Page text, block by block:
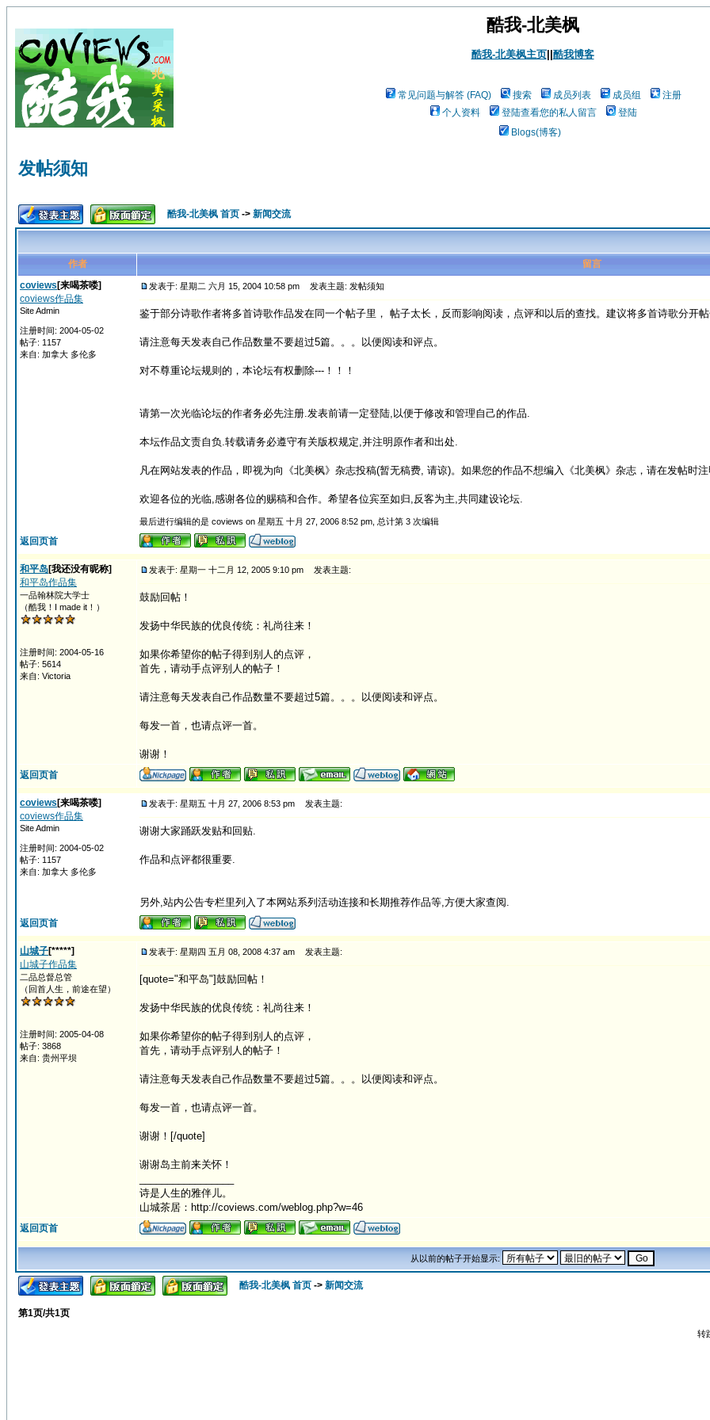
酷我-北美枫
酷我-北美枫主页|| 酷我博客
常见问题与解答 (FAQ) 搜索 成员列表 成员组
注册
个人资料
登陆查看您的私人留言
登陆
Blogs(博客)
发帖须知
酷我-北美枫 首页 -> 新闻交流
作者
留言
coviews [来喝茶喽]
coviews作品集
Site Admin
注册时间: 2004-05-02
帖子: 1157
来自: 加拿大 多伦多
发表于: 星期二 六月 15, 2004 10:58 pm 发表主题: 发帖须知
鉴于部分诗歌作者将多首诗歌作品发在同一个帖子里， 帖子太长，反而影响阅读，点评和以后的查找。建议将多首诗歌分开
请注意每天发表自己作品数量不要超过5篇。。。以便阅读和评点。
对不尊重论坛规则的，本论坛有权删除---！！！
请第一次光临论坛的作者务必先注册.发表前请一定登陆,以便于修改和管理自己的作品.
本坛作品文责自负.转载请务必遵守有关版权规定,并注明原作者和出处.
凡在网站发表的作品，即视为向《北美枫》杂志投稿(暂无稿费, 请谅)。如果您的作品不想编入《北美枫》杂志，请在发帖时
欢迎各位的光临,感谢各位的赐稿和合作。希望各位宾至如归,反客为主,共同建设论坛.
最后进行编辑的是 coviews on 星期五 十月 27, 2006 8:52 pm, 总计第 3 次编辑
返回页首
和平岛[我还没有昵称]
和平岛作品集
一品翰林院大学士
（酷我！I made it！）
注册时间: 2004-05-16
帖子: 5614
来自: Victoria
发表于: 星期一 十二月 12, 2005 9:10 pm 发表主题:
鼓励回帖！
发扬中华民族的优良传统：礼尚往来！
如果你希望你的帖子得到别人的点评，
首先，请动手点评别人的帖子！
请注意每天发表自己作品数量不要超过5篇。。。以便阅读和评点。
每发一首，也请点评一首。
谢谢！
返回页首
coviews [来喝茶喽]
coviews作品集
Site Admin
注册时间: 2004-05-02
帖子: 1157
来自: 加拿大 多伦多
发表于: 星期五 十月 27, 2006 8:53 pm 发表主题:
谢谢大家踊跃发贴和回贴.
作品和点评都很重要.
另外,站内公告专栏里列入了本网站系列活动连接和长期推荐作品等,方便大家查阅.
返回页首
山城子[*****]
山城子作品集
二品总督总管
（回首人生，前途在望）
注册时间: 2005-04-08
帖子: 3868
来自: 贵州平坝
发表于: 星期四 五月 08, 2008 4:37 am 发表主题:
[quote="和平岛"]鼓励回帖！
发扬中华民族的优良传统：礼尚往来！
如果你希望你的帖子得到别人的点评，
首先，请动手点评别人的帖子！
请注意每天发表自己作品数量不要超过5篇。。。以便阅读和评点。
每发一首，也请点评一首。
谢谢！[/quote]
谢谢岛主前来关怀！
诗是人生的雅伴儿。
山城茶居：http://coviews.com/weblog.php?w=46
返回页首
从以前的帖子开始显示:
酷我-北美枫 首页 -> 新闻交流
第1页/共1页
转